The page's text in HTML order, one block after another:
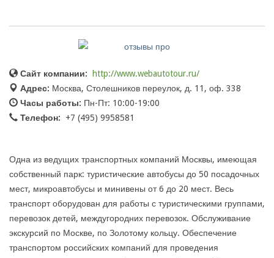
Сайт компании:
http://www.webautotour.ru/
Адрес: Москва, Столешников переулок, д. 11, оф. 338
Часы работы: Пн-Пт: 10:00-19:00
Телефон:
+7 (495) 9958581
Одна из ведущих транспортных компаний Москвы, имеющая
собственный парк: туристические автобусы до 50 посадочных
мест, микроавтобусы и минивены от 6 до 20 мест. Весь
транспорт оборудован для работы с туристическими группами,
перевозок детей, междугородних перевозок. Обслуживание
экскурсий по Москве, по Золотому кольцу. Обеспечение
транспортом российских компаний для проведения